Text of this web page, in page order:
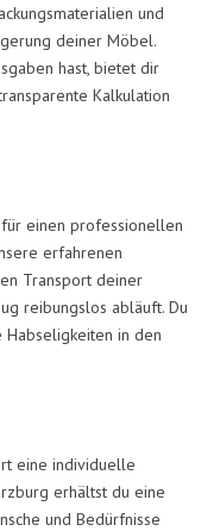
und
deiner Möbel.
hast, bietet dir
Kalkulation
einen professionellen
erfahrenen
Transport deiner
reibungslos abläuft. Du
Habseligkeiten in den
eine individuelle
erhältst du eine
und Bedürfnisse